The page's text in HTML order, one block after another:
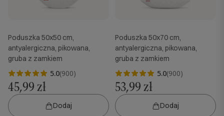
Poduszka 50x50 cm,
antyalergiczna, pikowana,
gruba z zamkiem
5.0(900)
45,99 zł
Dodaj
Poduszka 50x70 cm,
antyalergiczna, pikowana,
gruba z zamkiem
5.0(900)
53,99 zł
Dodaj